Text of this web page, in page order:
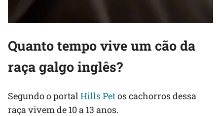
Quanto tempo vive um cão da
raça galgo inglês?
Segundo o portalHills Petos cachorros dessa
raça vivem de 10 a 13 anos.